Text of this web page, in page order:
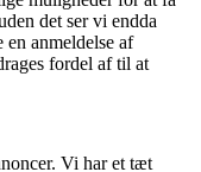
det ser vi endda
anmeldelse af
fordel af til at
Vi har et tæt